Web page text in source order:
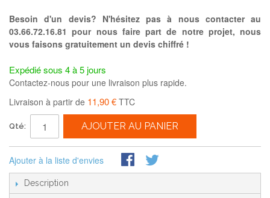
Besoin d'un devis? N'hésitez pas à nous contacter au
03.66.72.16.81 pour nous faire part de notre projet, nous
vous faisons gratuitement un devis chiffré !
Expédié sous 4 à 5 jours
Contactez-nous pour une livraison plus rapide.
Livraison à partir de 11,90 € TTC
Qté: AJOUTER AU PANIER
Ajouter à la liste d'envies
Description